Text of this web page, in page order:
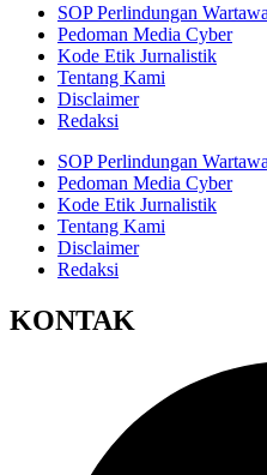
SOP Perlindungan
Pedoman Media Cyber
Kode Etik Jurnalistik
Tentang Kami
Disclaimer
Redaksi
SOP Perlindungan
Pedoman Media Cyber
Kode Etik Jurnalistik
Tentang Kami
Disclaimer
Redaksi
KONTAK